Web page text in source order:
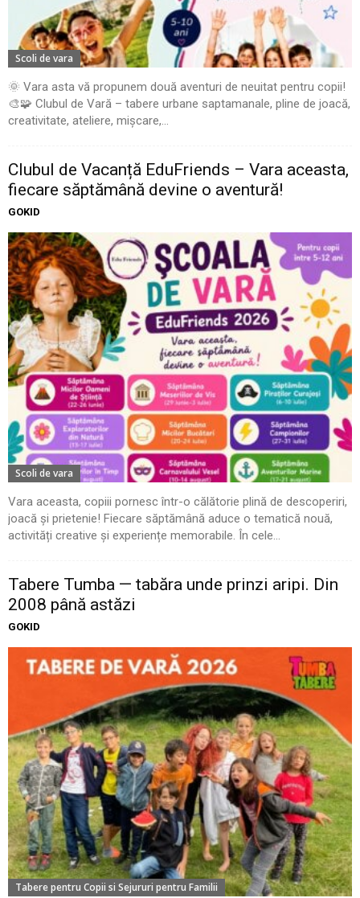
Scoli de vara
🌞 Vara asta vă propunem două aventuri de neuitat pentru copii!
🎨🧩 Clubul de Vară – tabere urbane saptamanale, pline de joacă,
creativitate, ateliere, mișcare,...
Clubul de Vacanță EduFriends – Vara aceasta,
fiecare săptămână devine o aventură!
GOKID
Scoli de vara
Vara aceasta, copiii pornesc într-o călătorie plină de descoperiri,
joacă și prietenie! Fiecare săptămână aduce o tematică nouă,
activități creative și experiențe memorabile. În cele...
Tabere Tumba — tabăra unde prinzi aripi. Din
2008 până astăzi
GOKID
Tabere pentru Copii si Sejururi pentru Familii